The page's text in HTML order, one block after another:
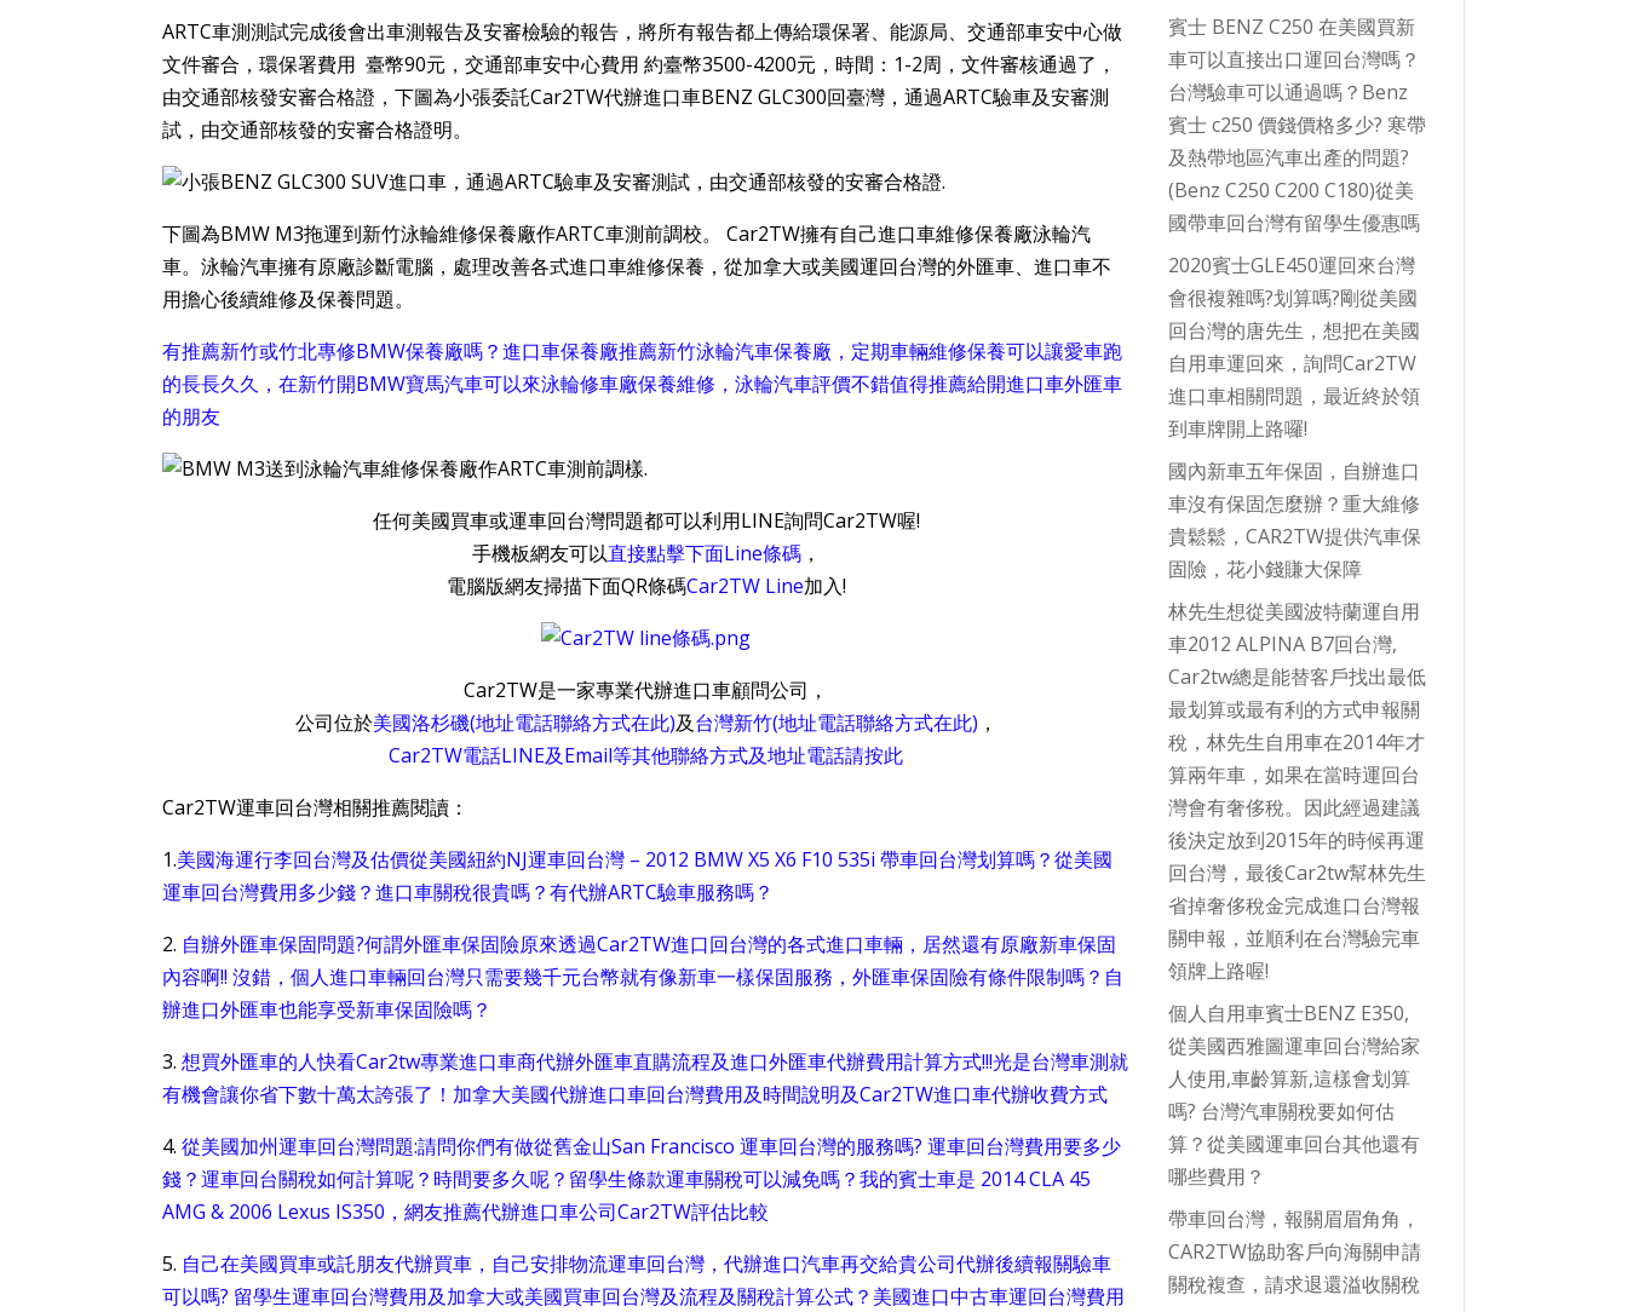
ARTC車測測試完成後會出車測報告及安審檢驗的報告，將所有報告都上傳給環保署、能源局、交通部車安中心做
文件審合，環保署費用 臺幣90元，交通部車安中心費用 約臺幣3500-4200元，時間：1-2周，文件審核通過了，
由交通部核發安審合格證，下圖為小張委託Car2TW代辦進口車BENZ GLC300回臺灣，通過ARTC驗車及安審測
試，由交通部核發的安審合格證明。
下圖為BMW M3拖運到新竹泳輪維修保養廠作ARTC車測前調校。 Car2TW擁有自己進口車維修保養廠泳輪汽
車。泳輪汽車擁有原廠診斷電腦，處理改善各式進口車維修保養，從加拿大或美國運回台灣的外匯車、進口車不
用擔心後續維修及保養問題。
有推薦新竹或竹北專修BMW保養廠嗎？進口車保養廠推薦新竹泳輪汽車保養廠，定期車輛維修保養可以讓愛車跑
的長長久久，在新竹開BMW寶馬汽車可以來泳輪修車廠保養維修，泳輪汽車評價不錯值得推薦給開進口車外匯車
的朋友
任何美國買車或運車回台灣問題都可以利用LINE詢問Car2TW喔!
手機板網友可以直接點擊下面Line條碼，
電腦版網友掃描下面QR條碼Car2TW Line加入!
Car2TW是一家專業代辦進口車顧問公司，
公司位於美國洛杉磯(地址電話聯絡方式在此)及台灣新竹(地址電話聯絡方式在此) ，
Car2TW電話LINE及Email等其他聯絡方式及地址電話請按此
Car2TW運車回台灣相關推薦閱讀：
1.美國海運行李回台灣及估價從美國紐約NJ運車回台灣 – 2012 BMW X5 X6 F10 535i 帶車回台灣划算嗎？從美國
運車回台灣費用多少錢？進口車關稅很貴嗎？有代辦ARTC驗車服務嗎？
2. 自辦外匯車保固問題?何謂外匯車保固險原來透過Car2TW進口回台灣的各式進口車輛，居然還有原廠新車保固
內容啊!! 沒錯，個人進口車輛回台灣只需要幾千元台幣就有像新車一樣保固服務，外匯車保固險有條件限制嗎？自
辦進口外匯車也能享受新車保固險嗎？
3.想買外匯車的人快看Car2tw專業進口車商代辦外匯車直購流程及進口外匯車代辦費用計算方式!!!光是台灣車測就
有機會讓你省下數十萬太誇張了！加拿大美國代辦進口車回台灣費用及時間說明及Car2TW進口車代辦收費方式
4.從美國加州運車回台灣問題:請問你們有做從舊金山San Francisco 運車回台灣的服務嗎? 運車回台灣費用要多少
錢？運車回台關稅如何計算呢？時間要多久呢？留學生條款運車關稅可以減免嗎？我的賓士車是 2014 CLA 45
AMG & 2006 Lexus IS350，網友推薦代辦進口車公司Car2TW評估比較
5. 自己在美國買車或託朋友代辦買車，自己安排物流運車回台灣，代辦進口汽車再交給貴公司代辦後續報關驗車
可以嗎? 留學生運車回台灣費用及加拿大或美國買車回台灣及流程及關稅計算公式？美國進口中古車運回台灣費用
賓士 BENZ C250 在美國買新
車可以直接出口運回台灣嗎？
台灣驗車可以通過嗎？Benz
賓士 c250 價錢價格多少? 寒帶
及熱帶地區汽車出產的問題?
(Benz C250 C200 C180)從美
國帶車回台灣有留學生優惠嗎
2020賓士GLE450運回來台灣
會很複雜嗎?划算嗎?剛從美國
回台灣的唐先生，想把在美國
自用車運回來，詢問Car2TW
進口車相關問題，最近終於領
到車牌開上路囉!
國內新車五年保固，自辦進口
車沒有保固怎麼辦？重大維修
貴鬆鬆，CAR2TW提供汽車保
固險，花小錢賺大保障
林先生想從美國波特蘭運自用
車2012 ALPINA B7回台灣,
Car2tw總是能替客戶找出最低
最划算或最有利的方式申報關
稅，林先生自用車在2014年才
算兩年車，如果在當時運回台
灣會有奢侈稅。因此經過建議
後決定放到2015年的時候再運
回台灣，最後Car2tw幫林先生
省掉奢侈稅金完成進口台灣報
關申報，並順利在台灣驗完車
領牌上路喔!
個人自用車賓士BENZ E350,
從美國西雅圖運車回台灣給家
人使用,車齡算新,這樣會划算
嗎? 台灣汽車關稅要如何估
算？從美國運車回台其他還有
哪些費用？
帶車回台灣，報關眉眉角角，
CAR2TW協助客戶向海關申請
關稅複查，請求退還溢收關稅